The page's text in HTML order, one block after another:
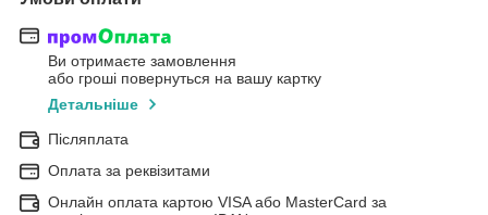
Ви отримаєте замовлення
або гроші повернуться на вашу картку
Детальніше
Післяплата
Оплата за реквізитами
Онлайн оплата картою VISA або MasterCard за